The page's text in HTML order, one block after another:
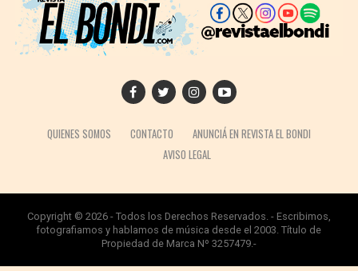
QUIENES SOMOS CONTACTO
ANUNCIÁ EN REVISTA EL BONDI
AVISO LEGAL
Copyright © 2026 - Todos los Derechos Reservados. - Escribimos,
fotografiamos y hablamos de música desde el 2003. Título de
Propiedad de Marca Nº 3257479.-